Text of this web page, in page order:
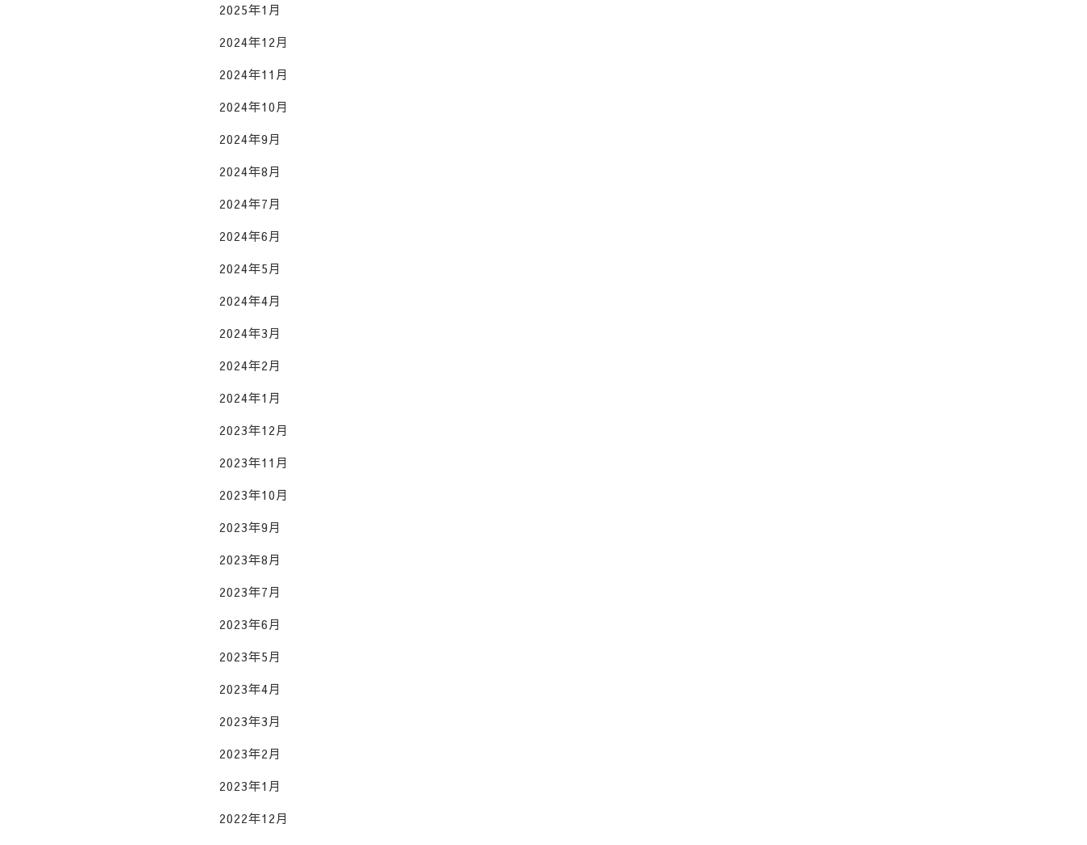
2025年1月
2024年12月
2024年11月
2024年10月
2024年9月
2024年8月
2024年7月
2024年6月
2024年5月
2024年4月
2024年3月
2024年2月
2024年1月
2023年12月
2023年11月
2023年10月
2023年9月
2023年8月
2023年7月
2023年6月
2023年5月
2023年4月
2023年3月
2023年2月
2023年1月
2022年12月